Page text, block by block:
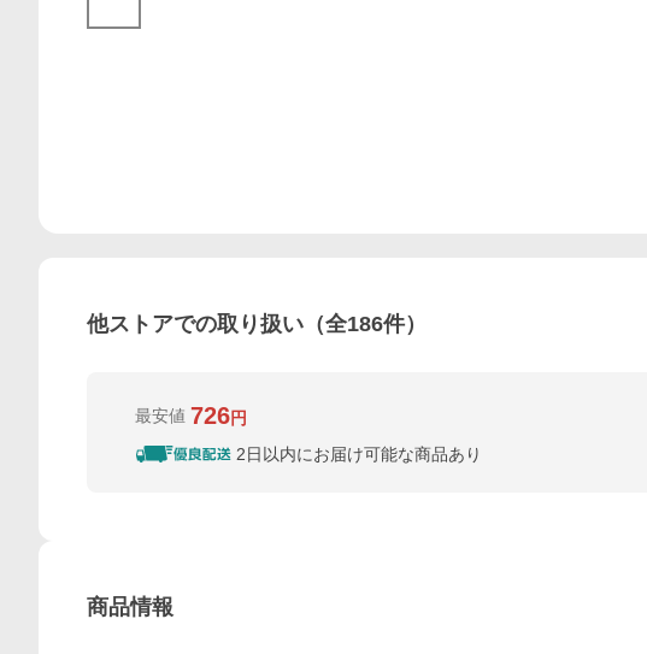
他ストアでの取り扱い（全186件）
最安値 726円
2日以内にお届け可能な商品あり
商品情報